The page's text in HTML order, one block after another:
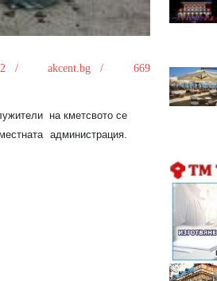
/ akcent.bg / 669
на кметсвото се
администрация.